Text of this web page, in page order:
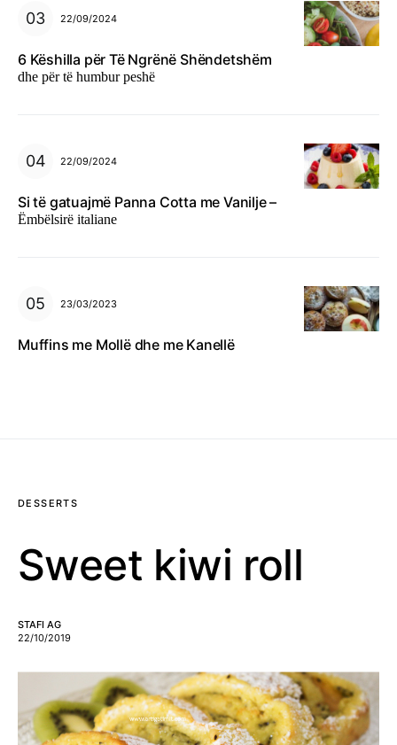
22/09/2024
6 Këshilla për Të Ngrënë Shëndetshëm
dhe për të humbur peshë
22/09/2024
Si të gatuajmë Panna Cotta me Vanilje –
Ëmbëlsirë italiane
23/03/2023
Muffins me Mollë dhe me Kanellë
DESSERTS
Sweet kiwi roll
STAFI AG
22/10/2019